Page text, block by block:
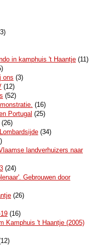
in kamphuis 't Haantje (11)
ons (3)
(12)
(52)
(16)
Portugal (25)
(26)
(34)
landverhuizers naar
(24)
Gebrouwen door
(26)
(16)
Kamphuis 't Haantje (2005)